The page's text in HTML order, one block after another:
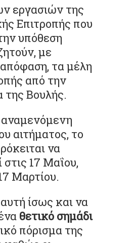
εργασιών της
Επιτροπής που
υπόθεση
με
τα μέλη
από την
της Βουλής.
αιτήματος, το
να
στις 17 Μαΐου,
Μαρτίου.
ίσως και να
θετικό σημάδι
πόρισμα της